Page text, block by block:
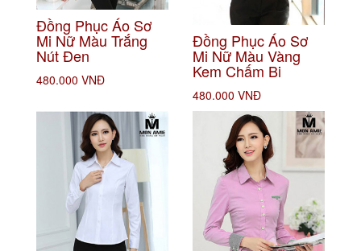
Đồng Phục Áo Sơ
Mi Nữ Màu Trắng
Nút Đen
480.000 VNĐ
Đồng Phục Áo Sơ
Mi Nữ Màu Vàng
Kem Chấm Bi
480.000 VNĐ